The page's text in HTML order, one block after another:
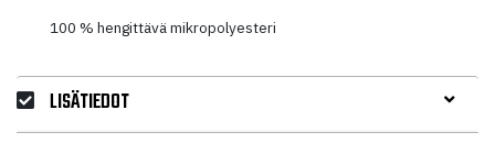
100 % hengittävä mikropolyesteri
LISÄTIEDOT